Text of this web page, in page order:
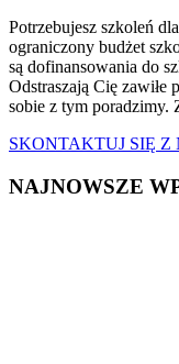
Potrzebujesz szkoleń
ograniczony budżet
są dofinansowania do
Odstraszają Cię
sobie z tym poradzimy.
SKONTAKTUJ SIĘ Z
NAJNOWSZE